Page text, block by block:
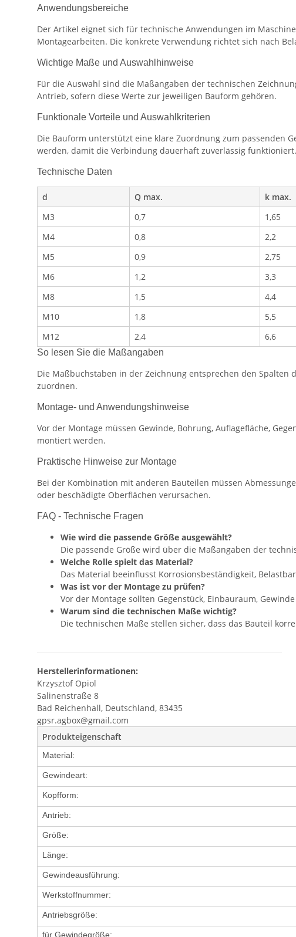
Anwendungsbereiche
Der Artikel eignet sich für technische Anwendungen im
Montagearbeiten. Die konkrete Verwendung richtet sich nach
Wichtige Maße und Auswahlhinweise
Für die Auswahl sind die Maßangaben der technischen
Antrieb, sofern diese Werte zur jeweiligen Bauform gehören.
Funktionale Vorteile und Auswahlkriterien
Die Bauform unterstützt eine klare Zuordnung zum passenden
werden, damit die Verbindung dauerhaft zuverlässig funktioniert.
Technische Daten
d Q max. k max.
M3
0,7 1,65
M4
0,8 2,2
M5
0,9 2,75
M6
1,2 3,3
M8
1,5 4,4
M10
1,8 5,5
M12
2,4 6,6
So lesen Sie die Maßangaben
Die Maßbuchstaben in der Zeichnung entsprechen den Spalten
zuordnen.
Montage- und Anwendungshinweise
Vor der Montage müssen Gewinde, Bohrung, Auflagefläche,
montiert werden.
Praktische Hinweise zur Montage
Bei der Kombination mit anderen Bauteilen müssen
oder beschädigte Oberflächen verursachen.
FAQ - Technische Fragen
Wie wird die passende Größe ausgewählt?
Die passende Größe wird über die Maßangaben der
Welche Rolle spielt das Material?
Das Material beeinflusst Korrosionsbeständigkeit,
Was ist vor der Montage zu prüfen?
Vor der Montage sollten Gegenstück, Einbauraum,
Warum sind die technischen Maße wichtig?
Die technischen Maße stellen sicher, dass das Bauteil
Herstellerinformationen:
Krzysztof Opiol
Salinenstraße 8
Bad Reichenhall, Deutschland, 83435
gpsr.agbox@gmail.com
Produkteigenschaft
Material:
Gewindeart:
Kopfform:
Antrieb:
Größe:
Länge:
Gewindeausführung:
Werkstoffnummer:
Antriebsgröße:
für Gewindegröße: